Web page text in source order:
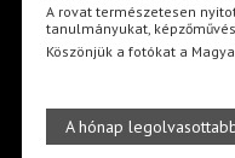
A rovat természetesen
tanulmányukat,
Köszönjük a fotókat a
A hónap